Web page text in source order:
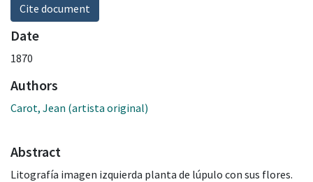
Cite document
Date
1870
Authors
Carot, Jean (artista original)
Abstract
Litografía imagen izquierda planta de lúpulo con sus flores.